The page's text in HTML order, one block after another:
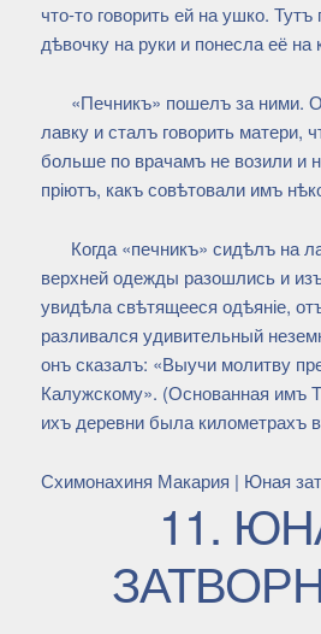
что-то говорить ей на ушко.
дѣвочку на руки и понесла её на
«Печникъ» пошелъ за ними.
лавку и сталъ говорить матери,
больше по врачамъ не возили и
пріютъ, какъ совѣтовали имъ
Когда «печникъ» сидѣлъ на
верхней одежды разошлись и
увидѣла свѣтящееся одѣяніе,
разливался удивительный
онъ сказалъ: «Выучи молитву
Калужскому». (Основанная имъ
ихъ деревни была километрахъ
Схимонахиня Макария | Юная
11.